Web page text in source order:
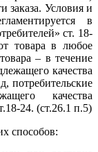
заказа. Условия и
в
ст. 18-
товара в любое
– в течение
качества
потребительские
качества
24. (ст.26.1 п.5)
способов: